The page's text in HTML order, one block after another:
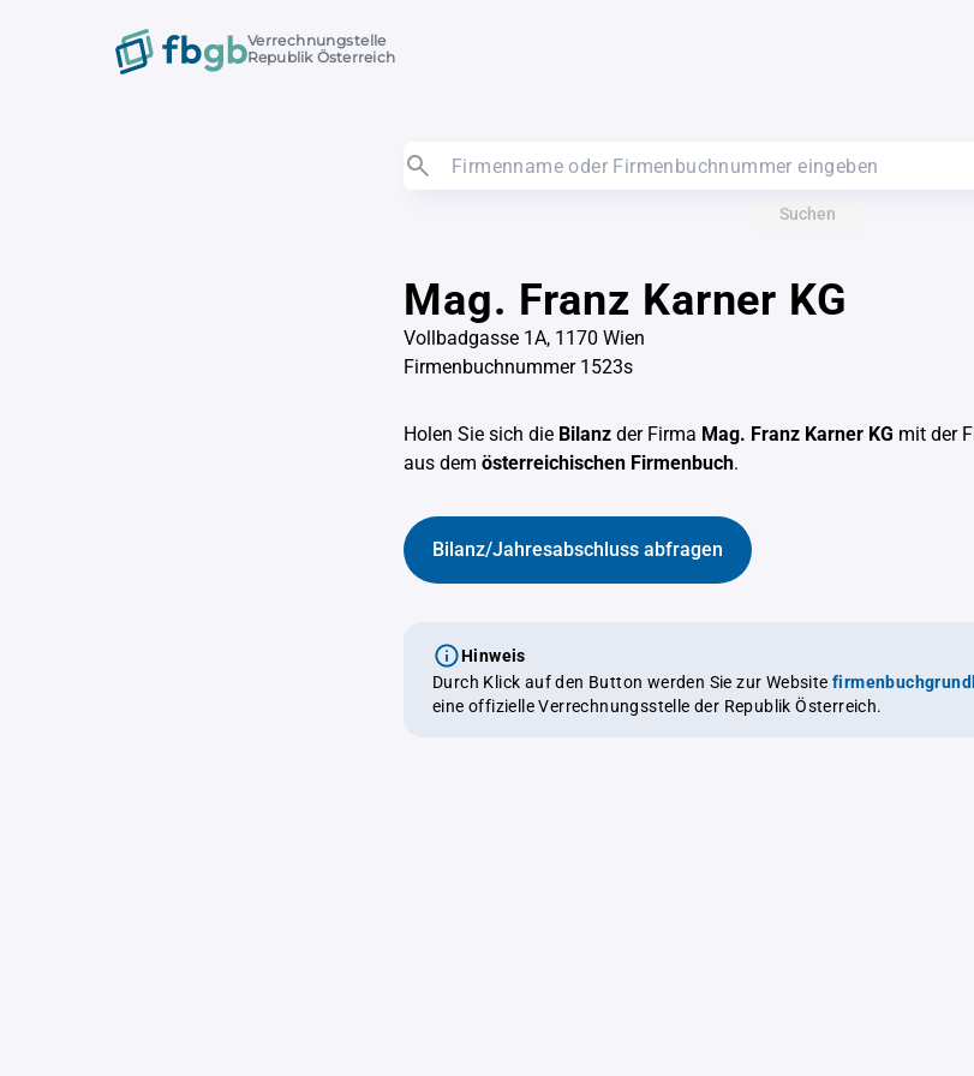
Verrechnungstelle
Republik Österreich
Suchen
Mag. Franz Karner KG
Vollbadgasse 1A, 1170 Wien
Firmenbuchnummer 1523s
Holen Sie sich die Bilanz der Firma Mag. Franz Karner KG mit der
aus dem österreichischen Firmenbuch.
Bilanz/Jahresabschluss abfragen
Hinweis
Durch Klick auf den Button werden Sie zur Website
eine offizielle Verrechnungsstelle der Republik Österreich.